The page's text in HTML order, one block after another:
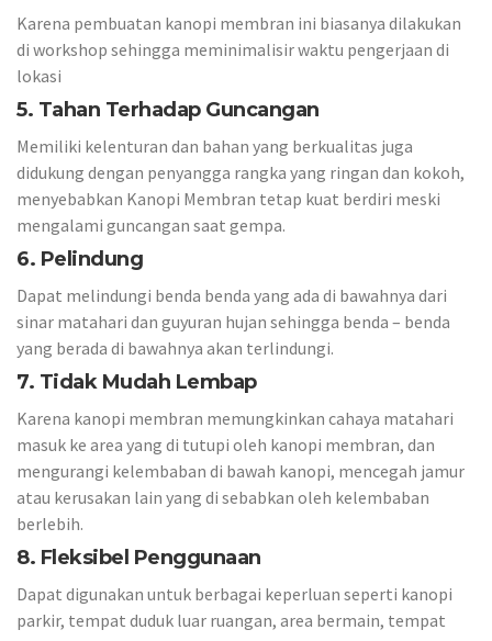
Karena pembuatan kanopi membran ini biasanya dilakukan
di workshop sehingga meminimalisir waktu pengerjaan di
lokasi
5. Tahan Terhadap Guncangan
Memiliki kelenturan dan bahan yang berkualitas juga
didukung dengan penyangga rangka yang ringan dan kokoh,
menyebabkan Kanopi Membran tetap kuat berdiri meski
mengalami guncangan saat gempa.
6. Pelindung
Dapat melindungi benda benda yang ada di bawahnya dari
sinar matahari dan guyuran hujan sehingga benda – benda
yang berada di bawahnya akan terlindungi.
7. Tidak Mudah Lembap
Karena kanopi membran memungkinkan cahaya matahari
masuk ke area yang di tutupi oleh kanopi membran, dan
mengurangi kelembaban di bawah kanopi, mencegah jamur
atau kerusakan lain yang di sebabkan oleh kelembaban
berlebih.
8. Fleksibel Penggunaan
Dapat digunakan untuk berbagai keperluan seperti kanopi
parkir, tempat duduk luar ruangan, area bermain, tempat